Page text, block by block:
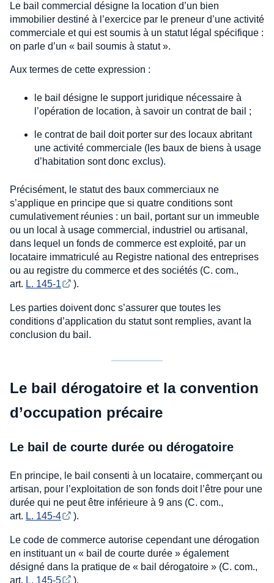
Le bail commercial désigne la location d’un bien
immobilier destiné à l’exercice par le preneur d’une activité
commerciale et qui est soumis à un statut légal spécifique :
on parle d’un « bail soumis à statut ».
Aux termes de cette expression :
le bail désigne le support juridique nécessaire à
l’opération de location, à savoir un contrat de bail ;
le contrat de bail doit porter sur des locaux abritant
une activité commerciale (les baux de biens à usage
d’habitation sont donc exclus).
Précisément, le statut des baux commerciaux ne
s’applique en principe que si quatre conditions sont
cumulativement réunies : un bail, portant sur un immeuble
ou un local à usage commercial, industriel ou artisanal,
dans lequel un fonds de commerce est exploité, par un
locataire immatriculé au Registre national des entreprises
ou au registre du commerce et des sociétés (C. com.,
art. L. 145-1 ).
Les parties doivent donc s’assurer que toutes les
conditions d’application du statut sont remplies, avant la
conclusion du bail.
Le bail dérogatoire et la convention
d’occupation précaire
Le bail de courte durée ou dérogatoire
En principe, le bail consenti à un locataire, commerçant ou
artisan, pour l’exploitation de son fonds doit l’être pour une
durée qui ne peut être inférieure à 9 ans (C. com.,
art. L. 145-4 ).
Le code de commerce autorise cependant une dérogation
en instituant un « bail de courte durée » également
désigné dans la pratique de « bail dérogatoire » (C. com.,
art. L. 145-5 ).